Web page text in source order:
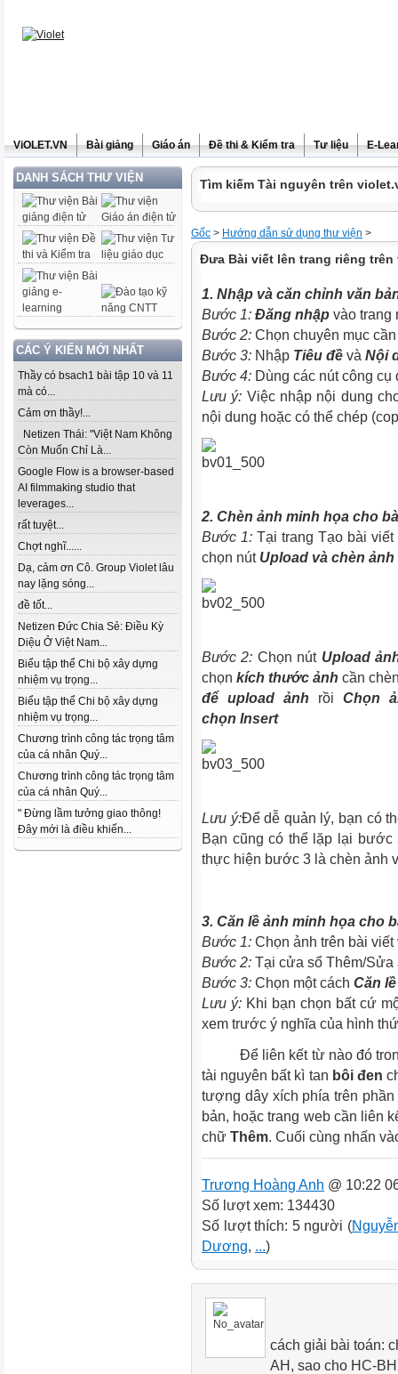
ViOLET.VN Bài giảng Giáo án Đề thi & Kiểm tra Tư liệu E-
DANH SÁCH THƯ VIỆN
CÁC Ý KIẾN MỚI NHẤT
Thầy có bsach1 bài tập 10 và 11
mà có...
Cảm ơn thầy!...
Netizen Thái: "Việt Nam Không
Còn Muốn Chỉ Là...
Google Flow is a browser-based
AI filmmaking studio that
leverages...
rất tuyệt...
Chợt nghĩ......
Dạ, cảm ơn Cô. Group Violet lâu
nay lặng sóng...
đề tốt...
Netizen Đức Chia Sẻ: Điều Kỳ
Diệu Ở Việt Nam...
Biểu tập thể Chi bộ xây dựng
nhiệm vụ trọng...
Biểu tập thể Chi bộ xây dựng
nhiệm vụ trọng...
Chương trình công tác trọng tâm
của cá nhân Quý...
Chương trình công tác trọng tâm
của cá nhân Quý...
" Đừng lầm tưởng giao thông!
Đây mới là điều khiến...
Tìm kiếm Tài nguyên trên
Gốc > Hướng dẫn sử dụng thư viện >
Đưa Bài viết lên trang riêng trên
1. Nhập và căn chỉnh văn
Bước 1: Đăng nhập vào trang
Bước 2: Chọn chuyên mục
Bước 3: Nhập Tiêu đề và Nội
Bước 4: Dùng các nút công
Lưu ý: Việc nhập nội dung
nội dung hoặc có thể chép
2. Chèn ảnh minh họa cho
Bước 1: Tại trang Tạo bài
chọn nút Upload và chèn ảnh
Bước 2: Chọn nút Upload
chọn kích thước ảnh cần
để upload ảnh rồi Chọn
chọn Insert
Lưu ý:Để dễ quản lý, bạn có
Bạn cũng có thể lặp lại
thực hiện bước 3 là chèn ảnh
3. Căn lề ảnh minh họa cho
Bước 1: Chọn ảnh trên bài
Bước 2: Tại cửa sổ Thêm/
Bước 3: Chọn một cách Căn lề
Lưu ý: Khi bạn chọn bất cứ
xem trước ý nghĩa của hình
Để liên kết từ nào đó trong
tài nguyên bất kì tan bôi đen
tượng dây xích phía trên
bản, hoặc trang web cần liên
chữ Thêm. Cuối cùng nhấn
Trương Hoàng Anh @ 10:22
Số lượt xem: 134430
Số lượt thích: 5 người (
Dương, ...)
cách giải bài toán:
AH, sao cho HC-